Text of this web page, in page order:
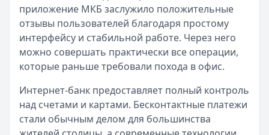
приложение МКБ заслужило положительные
отзывы пользователей благодаря простому
интерфейсу и стабильной работе. Через него
можно совершать практически все операции,
которые раньше требовали похода в офис.
Интернет-банк предоставляет полный контроль
над счетами и картами. Бесконтактные платежи
стали обычным делом для большинства